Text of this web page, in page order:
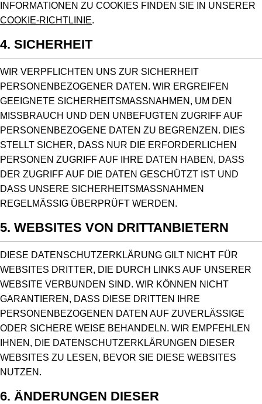
INFORMATIONEN ZU COOKIES FINDEN SIE IN UNSERER
COOKIE-RICHTLINIE.
4. SICHERHEIT
WIR VERPFLICHTEN UNS ZUR SICHERHEIT
PERSONENBEZOGENER DATEN. WIR ERGREIFEN
GEEIGNETE SICHERHEITSMASSNAHMEN, UM DEN M
ISSBRAUCH UND DEN UNBEFUGTEN ZUGRIFF AUF P
ERSONENBEZOGENE DATEN ZU BEGRENZEN. DIES S
TELLT SICHER, DASS NUR DIE ERFORDERLICHEN P
ERSONEN ZUGRIFF AUF IHRE DATEN HABEN, DASS D
ER ZUGRIFF AUF DIE DATEN GESCHÜTZT IST UND D
ASS UNSERE SICHERHEITSMASSNAHMEN RE
GELMÄSSIG ÜBERPRÜFT WERDEN.
5. WEBSITES VON DRITTANBIETERN
DIESE DATENSCHUTZERKLÄRUNG GILT NICHT FÜR
WEBSITES DRITTER, DIE DURCH LINKS AUF UNSERER
WEBSITE VERBUNDEN SIND. WIR KÖNNEN NICHT
GARANTIEREN, DASS DIESE DRITTEN IHRE
PERSONENBEZOGENEN DATEN AUF ZUVERLÄSSIGE
ODER SICHERE WEISE BEHANDELN. WIR EMPFEHLEN
IHNEN, DIE DATENSCHUTZERKLÄRUNGEN DIESER
WEBSITES ZU LESEN, BEVOR SIE DIESE WEBSITES
NUTZEN.
6. ÄNDERUNGEN DIESER